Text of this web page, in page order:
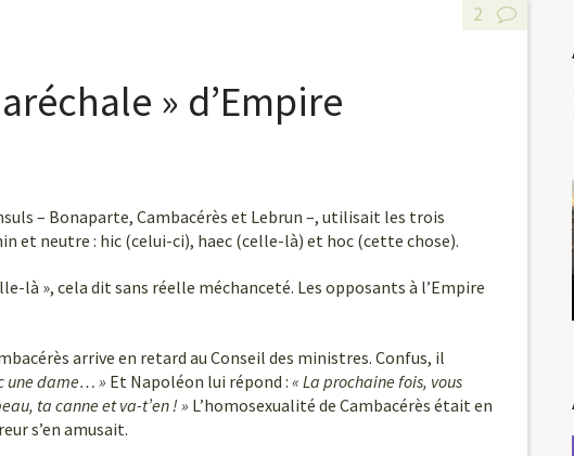
» d’Empire
– Bonaparte, Cambacérès et Lebrun –, utilisait les trois
et neutre : hic (celui-ci), haec (celle-là) et hoc (cette chose).
là », cela dit sans réelle méchanceté. Les opposants à l’Empire
arrive en retard au Conseil des ministres. Confus, il
une dame… » Et Napoléon lui répond : « La prochaine fois, vous
ta canne et va-t’en ! » L’homosexualité de Cambacérès était en
s’en amusait.
2